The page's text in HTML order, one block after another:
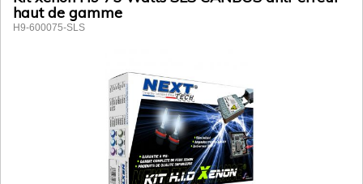
haut de gamme
H9-600075-SLS